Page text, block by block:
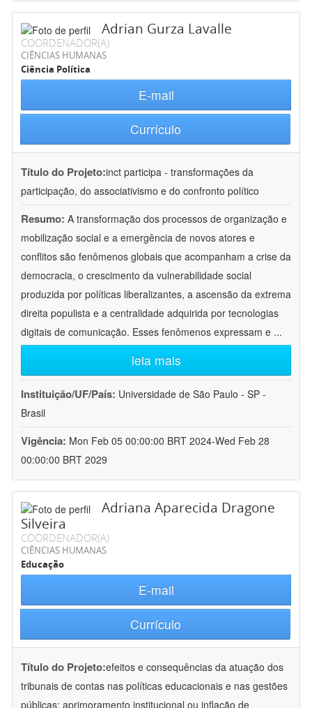
Adrian Gurza Lavalle
COORDENADOR(A)
CIÊNCIAS HUMANAS
Ciência Política
E-mail
Currículo
Título do Projeto:inct participa - transformações da
participação, do associativismo e do confronto político
Resumo: A transformação dos processos de organização e
mobilização social e a emergência de novos atores e
conflitos são fenômenos globais que acompanham a crise da
democracia, o crescimento da vulnerabilidade social
produzida por políticas liberalizantes, a ascensão da extrema
direita populista e a centralidade adquirida por tecnologias
digitais de comunicação. Esses fenômenos expressam e ...
leia mais
Instituição/UF/País: Universidade de São Paulo - SP -
Brasil
Vigência: Mon Feb 05 00:00:00 BRT 2024-Wed Feb 28
00:00:00 BRT 2029
Adriana Aparecida Dragone
Silveira
COORDENADOR(A)
CIÊNCIAS HUMANAS
Educação
E-mail
Currículo
Título do Projeto:efeitos e consequências da atuação dos
tribunais de contas nas políticas educacionais e nas gestões
públicas: aprimoramento institucional ou inflação de